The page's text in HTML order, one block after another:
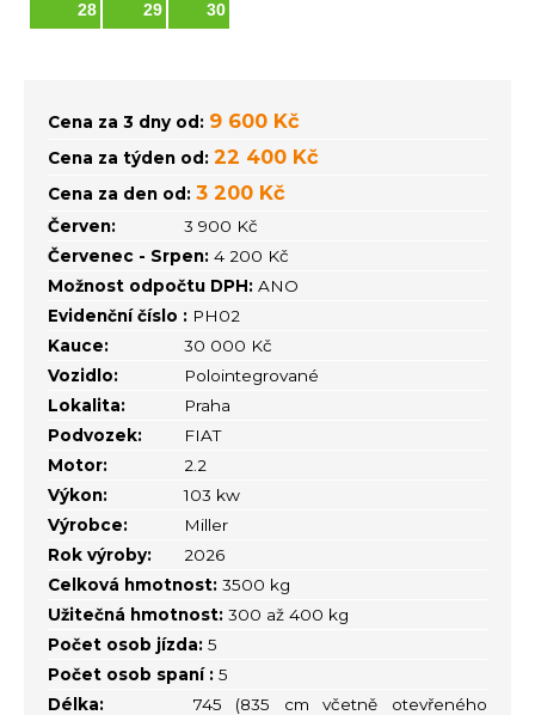
28 29 30
Cena za 3 dny od: 9 600 Kč
Cena za týden od: 22 400 Kč
Cena za den od: 3 200 Kč
Červen:
3 900 Kč
Červenec - Srpen: 4 200 Kč
Možnost odpočtu DPH: ANO
Evidenční číslo : PH02
Kauce:
30 000 Kč
Vozidlo:
Polointegrované
Lokalita:
Praha
Podvozek:
FIAT
Motor:
2.2
Výkon:
103 kw
Výrobce:
Miller
Rok výroby:
2026
Celková hmotnost: 3500 kg
Užitečná hmotnost: 300 až 400 kg
Počet osob jízda: 5
Počet osob spaní : 5
Délka:
745 (835 cm včetně otevřeného